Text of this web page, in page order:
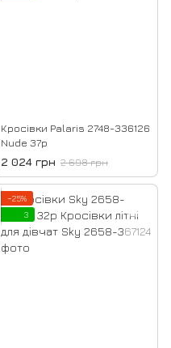
Кросівки Palaris 2748-336126
Nude 37р
2 024 грн 2 698 грн
−25%
3